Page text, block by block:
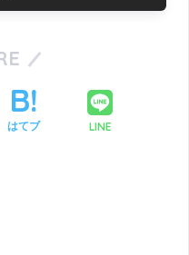
はてブ LINE